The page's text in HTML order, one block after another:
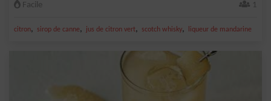
Facile 1
citron, sirop de canne, jus de citron vert, scotch whisky, liqueur de mandarine